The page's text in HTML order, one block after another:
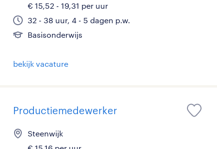
€ 15,52 - 19,31 per uur
32 - 38 uur, 4 - 5 dagen p.w.
Basisonderwijs
bekijk vacature
Productiemedewerker
Steenwijk